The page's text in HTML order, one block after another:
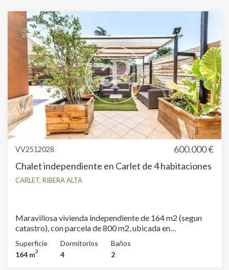
VV2512028
600.000 €
Chalet independiente en Carlet de 4 habitaciones
CARLET, RIBERA ALTA
Maravillosa vivienda independiente de 164 m2 (segun
catastro), con parcela de 800 m2, ubicada en
comunicada y muy tranquila, goza de una magnífica
distribución y orientación, a poco más de 30 minutos de
Superficie
164 m2
Dormitorios
4
Baños
2